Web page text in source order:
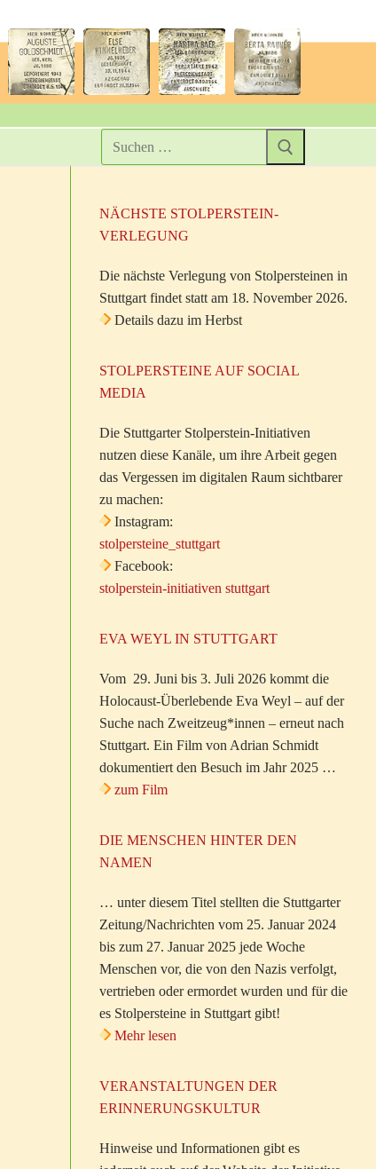
NÄCHSTE STOLPERSTEIN-
VERLEGUNG
Die nächste Verlegung von Stolpersteinen in
Stuttgart findet statt am 18. November 2026.
Details dazu im Herbst
STOLPERSTEINE AUF SOCIAL
MEDIA
Die Stuttgarter Stolperstein-Initiativen
nutzen diese Kanäle, um ihre Arbeit gegen
das Vergessen im digitalen Raum sichtbarer
zu machen:
Instagram:
stolpersteine_stuttgart
Facebook:
stolperstein-initiativen stuttgart
EVA WEYL IN STUTTGART
Vom 29. Juni bis 3. Juli 2026 kommt die
Holocaust-Überlebende Eva Weyl – auf der
Suche nach Zweitzeug*innen – erneut nach
Stuttgart. Ein Film von Adrian Schmidt
dokumentiert den Besuch im Jahr 2025 …
zum Film
DIE MENSCHEN HINTER DEN
NAMEN
… unter diesem Titel stellten die Stuttgarter
Zeitung/Nachrichten vom 25. Januar 2024
bis zum 27. Januar 2025 jede Woche
Menschen vor, die von den Nazis verfolgt,
vertrieben oder ermordet wurden und für die
es Stolpersteine in Stuttgart gibt!
Mehr lesen
VERANSTALTUNGEN DER
ERINNERUNGSKULTUR
Hinweise und Informationen gibt es